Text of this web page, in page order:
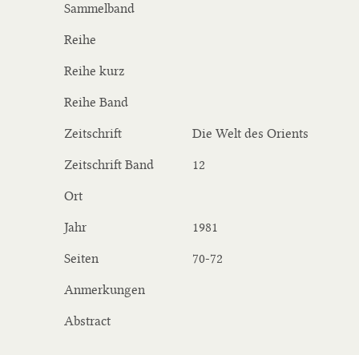
Sammelband
Reihe
Reihe kurz
Reihe Band
Zeitschrift Die Welt des Orients
Zeitschrift Band 12
Ort
Jahr 1981
Seiten 70-72
Anmerkungen
Abstract